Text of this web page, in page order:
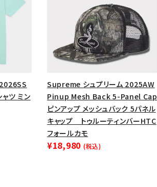
ツ ミン
Supreme シュプリーム 2025AW
Pinup Mesh Back 5-Panel Cap
ピンアップ メッシュバック 5パネル
キャップ トゥルーティンバーHTC
フォールカモ
¥18,980 (税込)